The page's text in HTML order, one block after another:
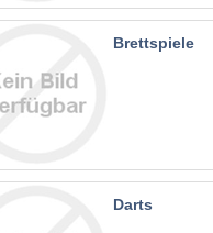
Brettspiele
Darts